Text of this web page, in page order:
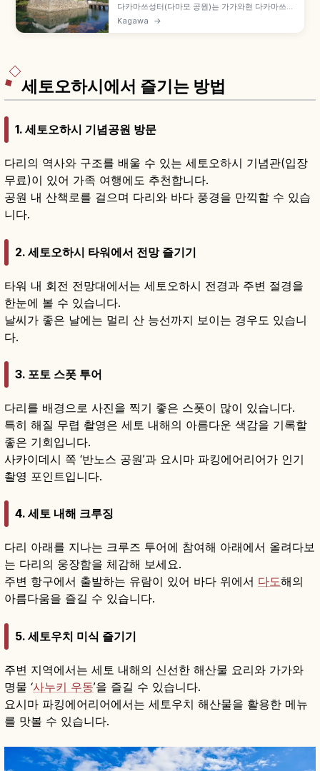
다카마쓰성터(다마모 공원)는 가가와현 다카마쓰시
의 역사 명소로, 1588년(덴쇼 16년) 도요토미 히데
요시 가신 이코마 지카마사가 축성을 시작했습니다.
Kagawa →
세토오하시에서 즐기는 방법
1. 세토오하시 기념공원 방문
다리의 역사와 구조를 배울 수 있는 세토오하시 기념관(입장
무료)이 있어 가족 여행에도 추천합니다.
공원 내 산책로를 걸으며 다리와 바다 풍경을 만끽할 수 있습
니다.
2. 세토오하시 타워에서 전망 즐기기
타워 내 회전 전망대에서는 세토오하시 전경과 주변 절경을
한눈에 볼 수 있습니다.
날씨가 좋은 날에는 멀리 산 능선까지 보이는 경우도 있습니
다.
3. 포토 스폿 투어
다리를 배경으로 사진을 찍기 좋은 스폿이 많이 있습니다.
특히 해질 무렵 촬영은 세토 내해의 아름다운 색감을 기록할
좋은 기회입니다.
사카이데시 쪽 ‘반노스 공원’과 요시마 파킹에어리어가 인기
촬영 포인트입니다.
4. 세토 내해 크루징
다리 아래를 지나는 크루즈 투어에 참여해 아래에서 올려다보
는 다리의 웅장함을 체감해 보세요.
주변 항구에서 출발하는 유람이 있어 바다 위에서 다도해의
아름다움을 즐길 수 있습니다.
5. 세토우치 미식 즐기기
주변 지역에서는 세토 내해의 신선한 해산물 요리와 가가와
명물 ‘사누키 우동’을 즐길 수 있습니다.
요시마 파킹에어리어에서는 세토우치 해산물을 활용한 메뉴
를 맛볼 수 있습니다.